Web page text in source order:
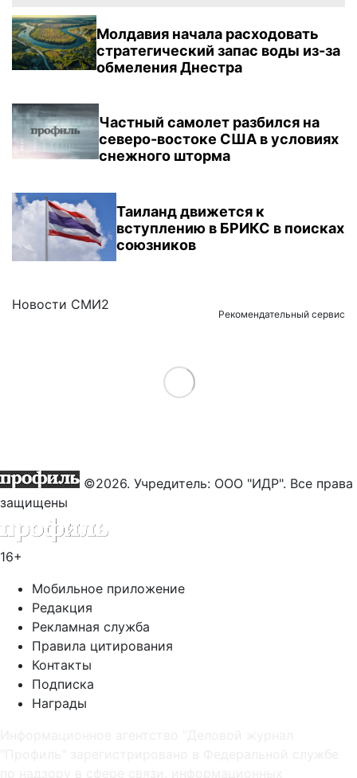
Молдавия начала расходовать
стратегический запас воды из-за
обмеления Днестра
Частный самолет разбился на
северо-востоке США в условиях
снежного шторма
Таиланд движется к
вступлению в БРИКС в поисках
союзников
Новости СМИ2
Рекомендательный сервис
Load More
©2026. Учредитель: ООО "ИДР". Все права
защищены
16+
Мобильное приложение
Редакция
Рекламная служба
Правила цитирования
Контакты
Подписка
Награды